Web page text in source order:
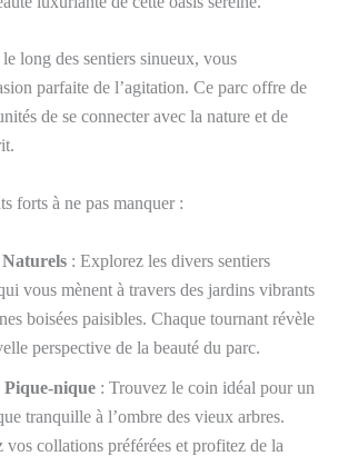
long des sentiers sinueux, vous
parfaite de l’agitation. Ce parc offre de
de se connecter avec la nature et de
forts à ne pas manquer :
Naturels : Explorez les divers sentiers
vous mènent à travers des jardins vibrants
boisées paisibles. Chaque tournant révèle
perspective de la beauté du parc.
Pique-nique : Trouvez le coin idéal pour un
tranquille à l’ombre des vieux arbres.
vos collations préférées et profitez de la